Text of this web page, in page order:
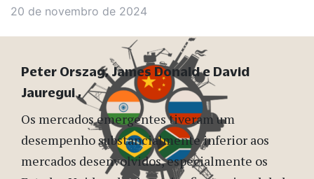
20 de novembro de 2024
Os mercados emergentes tiveram um
desempenho substancialmente inferior aos
mercados desenvolvidos, especialmente os
Peter Orszag, James Donald e David
Jauregui